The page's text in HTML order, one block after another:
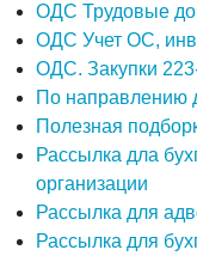
ОДС Трудовые
ОДС Учет ОС,
ОДС. Закупки
По направлению
Полезная
Рассылка дла
организации
Рассылка для
Рассылка для